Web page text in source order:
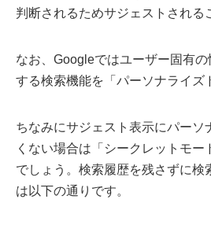
判断されるためサジェストされる
なお、Googleではユーザー固有
する検索機能を「パーソナライズ
ちなみにサジェスト表示にパーソ
くない場合は「シークレットモー
でしょう。検索履歴を残さずに検
は以下の通りです。